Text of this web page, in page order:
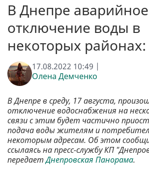
В Днепре аварийное
отключение воды в
некоторых районах:
17.08.2022 10:49 |
Олена Демченко
В Днепре в среду, 17 августа,
отключение водоснабжения на
связи с этим будет частично
подача воды жителям и
некоторым адресам. Об этом
ссылаясь на пресс-службу КП
передаетДнепровская Панорама.